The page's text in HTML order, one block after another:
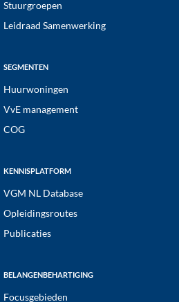
Stuurgroepen
Leidraad Samenwerking
SEGMENTEN
Huurwoningen
VvE management
COG
KENNISPLATFORM
VGM NL Database
Opleidingsroutes
Publicaties
BELANGENBEHARTIGING
Focusgebieden